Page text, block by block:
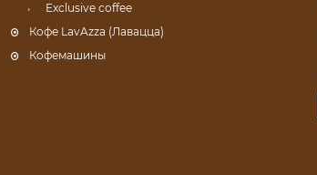
Exclusive coffee
Кофе LavAzza (Лавацца)
Кофемашины